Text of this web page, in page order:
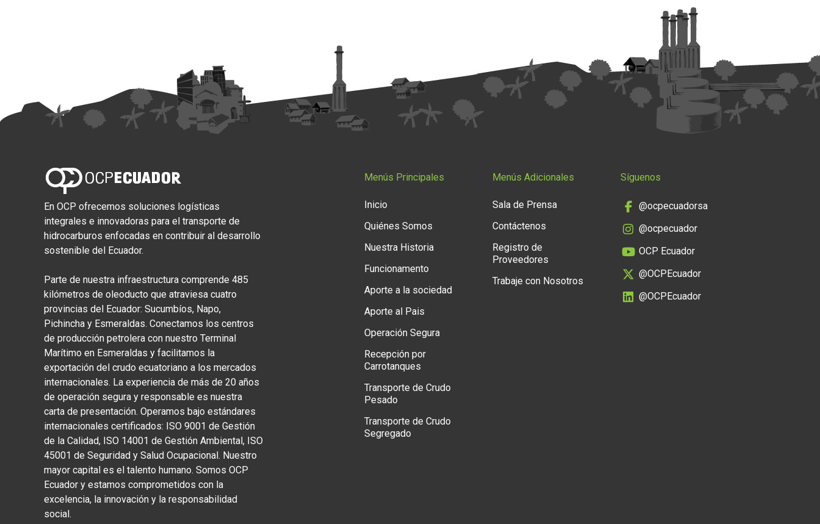
En OCP ofrecemos soluciones logísticas
integrales e innovadoras para el transporte de
hidrocarburos enfocadas en contribuir al desarrollo
sostenible del Ecuador.
Parte de nuestra infraestructura comprende 485
kilómetros de oleoducto que atraviesa cuatro
provincias del Ecuador: Sucumbíos, Napo,
Pichincha y Esmeraldas. Conectamos los centros
de producción petrolera con nuestro Terminal
Marítimo en Esmeraldas y facilitamos la
exportación del crudo ecuatoriano a los mercados
internacionales. La experiencia de más de 20 años
de operación segura y responsable es nuestra
carta de presentación. Operamos bajo estándares
internacionales certificados: ISO 9001 de Gestión
de la Calidad, ISO 14001 de Gestión Ambiental, ISO
45001 de Seguridad y Salud Ocupacional. Nuestro
mayor capital es el talento humano. Somos OCP
Ecuador y estamos comprometidos con la
excelencia, la innovación y la responsabilidad
social.
Menús Principales
Inicio
Quiénes Somos
Nuestra Historia
Funcionamento
Aporte a la sociedad
Aporte al Pais
Operación Segura
Recepción por
Carrotanques
Transporte de Crudo
Pesado
Transporte de Crudo
Segregado
Menús Adicionales
Sala de Prensa
Contáctenos
Registro de
Proveedores
Trabaje con Nosotros
Síguenos
@ocpecuadorsa
@ocpecuador
OCP Ecuador
@OCPEcuador
@OCPEcuador